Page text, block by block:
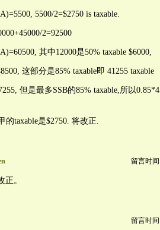
5500/2=$2750 is taxable.
2=92500
其中12000是50% taxable $6000,
这部分是85% taxable即 41255 taxable
但是最多SSB的85% taxable,所以
的taxable是$2750. 将改正.
留言时间
正。
留言时间